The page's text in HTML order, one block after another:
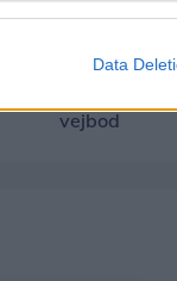
Data
vejbod